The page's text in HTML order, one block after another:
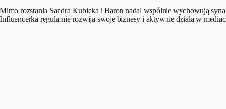
Mimo rozstania Sandra Kubicka i Baron nadal wspólnie wychowują
Influencerka regularnie rozwija swoje biznesy i aktywnie działa w